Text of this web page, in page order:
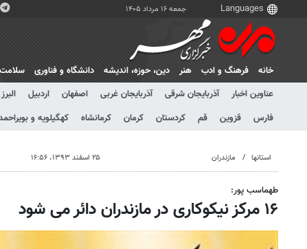
جمعه ۱۶ مرداد ۱۴۰۵
خانه فرهنگ و ادب هنر دين، حوزه، انديشه دانشگاه و فناوری سلامت
عناوین اخبار
آذربایجان شرقی آذربایجان غربی اصفهان اردبیل البرز
فارس
قزوین قم کردستان کرمان کرمانشاه کهگیلویه و
استانها مازندران ۲۵ اسفند ۱۳۹۳، ۱۶:۵۶
طهماسب پور:
۱۶ مرکز نیکوکاری در مازندران دائر می شود